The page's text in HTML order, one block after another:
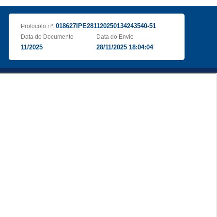
Protocolo nº: 018627IPE281120250134243540-51
Data do Documento
11/2025
Data do Envio
28/11/2025 18:04:04